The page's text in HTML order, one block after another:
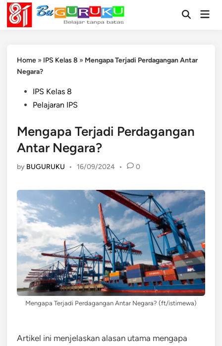
Skip
content
OpenMain
Home » IPS Kelas 8 » Mengapa Terjadi Perdagangan Antar
Negara?
PostedIPS Kelas 8
Pelajaran IPS
Mengapa Terjadi Perdagangan
Antar Negara?
by BUGURUKU • 16/09/2024 • 0
Mengapa Terjadi Perdagangan Antar Negara? (ft/istimewa)
Artikel ini menjelaskan alasan utama mengapa